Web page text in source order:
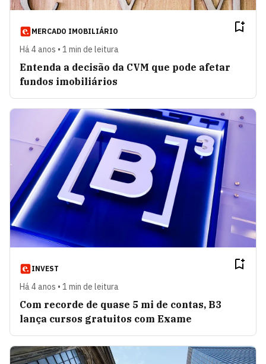
MERCADO IMOBILIÁRIO
Há 4 anos • 1 min de leitura
Entenda a decisão da CVM que pode afetar
fundos imobiliários
INVEST
Há 4 anos • 1 min de leitura
Com recorde de quase 5 mi de contas, B3
lança cursos gratuitos com Exame